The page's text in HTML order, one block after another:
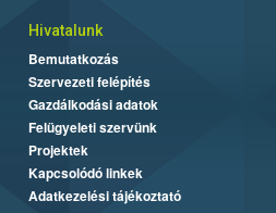
Hivatalunk
Bemutatkozás
Szervezeti felépítés
Gazdálkodási adatok
Felügyeleti szervünk
Projektek
Kapcsolódó linkek
Adatkezelési tájékoztató